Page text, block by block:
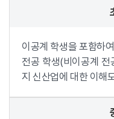
이공계 학생을 포함하
전공 학생(비이공계 전
지 신산업에 대한 이해